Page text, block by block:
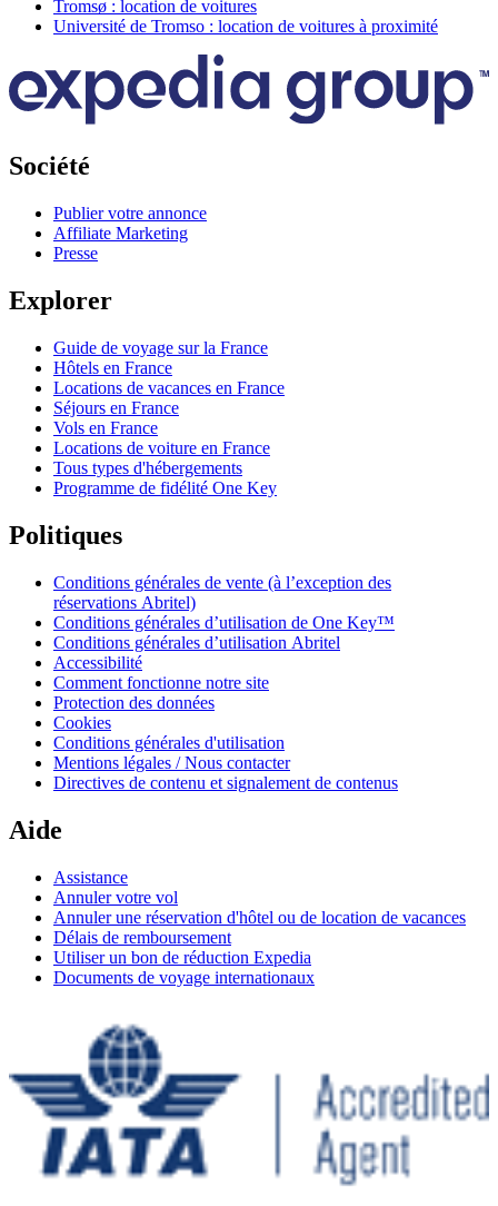
Tromsø : location de voitures
Université de Tromso : location de voitures à proximité
Société
Publier votre annonce
Affiliate Marketing
Presse
Explorer
Guide de voyage sur la France
Hôtels en France
Locations de vacances en France
Séjours en France
Vols en France
Locations de voiture en France
Tous types d'hébergements
Programme de fidélité One Key
Politiques
Conditions générales de vente (à l’exception des
réservations Abritel)
Conditions générales d’utilisation de One Key™
Conditions générales d’utilisation Abritel
Accessibilité
Comment fonctionne notre site
Protection des données
Cookies
Conditions générales d'utilisation
Mentions légales / Nous contacter
Directives de contenu et signalement de contenus
Aide
Assistance
Annuler votre vol
Annuler une réservation d'hôtel ou de location de vacances
Délais de remboursement
Utiliser un bon de réduction Expedia
Documents de voyage internationaux